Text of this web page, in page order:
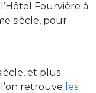
Fourvière à
siècle, pour
et plus
retrouve les